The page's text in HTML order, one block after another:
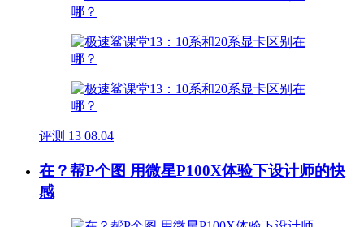
评测 13 08.04
在？帮P个图 用微星P100X体验下设计师的快
感